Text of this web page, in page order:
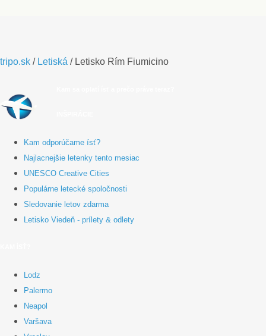
tripo.sk / Letiská / Letisko Rím Fiumicino
Kam odporúčame ísť?
Najlacnejšie letenky tento mesiac
UNESCO Creative Cities
Populárne letecké spoločnosti
Sledovanie letov zdarma
Letisko Viedeň - prílety & odlety
Lodz
Palermo
Neapol
Varšava